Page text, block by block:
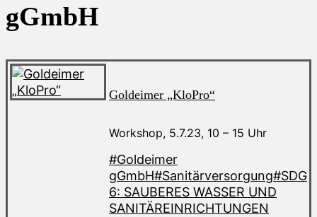
gGmbH
Goldeimer „KloPro“
Workshop, 5.7.23, 10 – 15 Uhr
#Goldeimer
gGmbH#Sanitärversorgung#SDG
6: SAUBERES WASSER UND
SANITÄREINRICHTUNGEN